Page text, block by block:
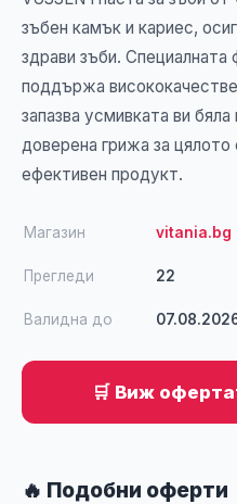
зъбен камък и кариес,
здрави зъби.
поддържа
запазва усмивката ви
доверена грижа за
ефективен продукт.
Магазин vitania.bg
Прегледи 22
Валидна до
🛒 Виж
🔥 Подобни оферти